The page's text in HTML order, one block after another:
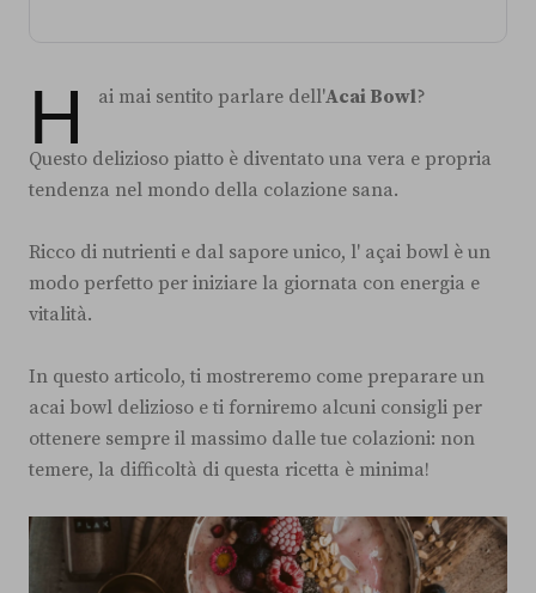
H ai mai sentito parlare dell'Acai Bowl?
Questo delizioso piatto è diventato una vera e propria
tendenza nel mondo della colazione sana.
Ricco di nutrienti e dal sapore unico, l' açai bowl è un
modo perfetto per iniziare la giornata con energia e
vitalità.
In questo articolo, ti mostreremo come preparare un
acai bowl delizioso e ti forniremo alcuni consigli per
ottenere sempre il massimo dalle tue colazioni: non
temere, la difficoltà di questa ricetta è minima!